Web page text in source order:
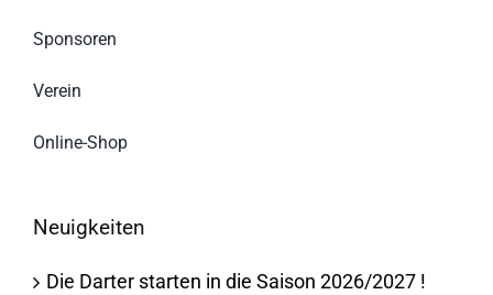
Sponsoren
Verein
Online-Shop
Neuigkeiten
Die Darter starten in die Saison 2026/2027 !